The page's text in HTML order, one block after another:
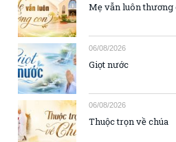
Mẹ vẫn luôn thương
06/08/2026
Giọt nước
06/08/2026
Thuộc trọn về chúa